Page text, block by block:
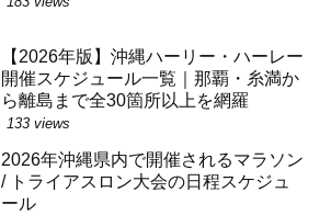
【2026年版】沖縄ハーリー・ハーレー
開催スケジュール一覧｜那覇・糸満か
ら離島まで全30箇所以上を網羅
133 views
2026年沖縄県内で開催されるマラソン
/ トライアスロン大会の日程スケジュ
ール